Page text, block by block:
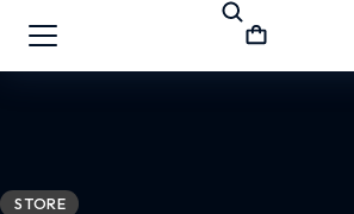
STORE